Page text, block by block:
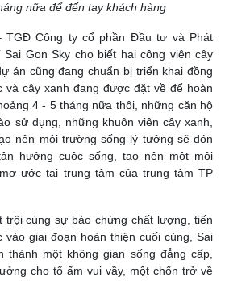
nữa để đến tay khách hàng
TGĐ Công ty cổ phần Đầu tư và Phát
Gon Sky cho biết hai công viên cây
án cũng đang chuẩn bị triển khai đồng
và cây xanh đang được đặt về để hoàn
4 - 5 tháng nữa thôi, những căn hộ
sử dụng, những khuôn viên cây xanh,
nên môi trường sống lý tưởng sẽ đón
hưởng cuộc sống, tạo nên một môi
ước tại trung tâm của trung tâm TP
cùng sự bảo chứng chất lượng, tiến
giai đoạn hoàn thiện cuối cùng, Sai
thành một không gian sống đẳng cấp,
cho tổ ấm vui vầy, một chốn trở về